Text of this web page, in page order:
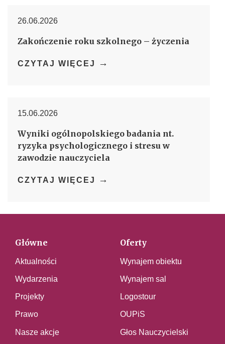
26.06.2026
Zakończenie roku szkolnego – życzenia
CZYTAJ WIĘCEJ →
15.06.2026
Wyniki ogólnopolskiego badania nt.
ryzyka psychologicznego i stresu w
zawodzie nauczyciela
CZYTAJ WIĘCEJ →
Główne
Aktualności
Wydarzenia
Projekty
Prawo
Nasze akcje
Oferty
Wynajem obiektu
Wynajem sal
Logostour
OUPiS
Głos Nauczycielski